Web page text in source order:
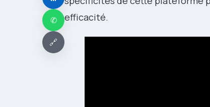
✆
🔗
efficacité.